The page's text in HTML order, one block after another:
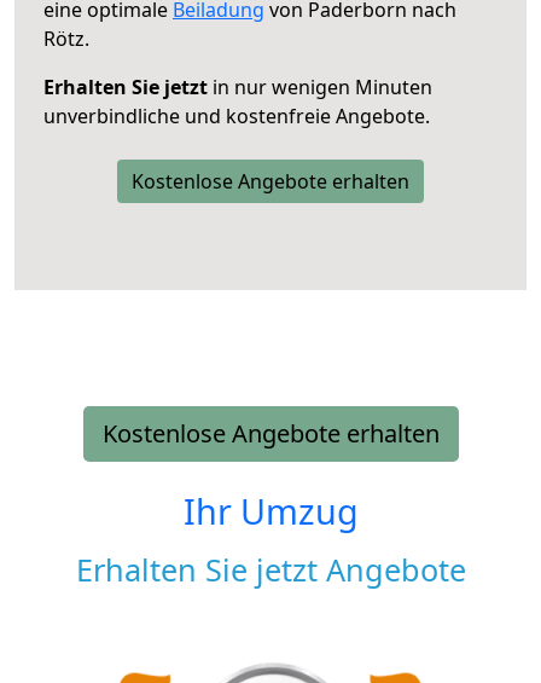
eine optimale Beiladung von Paderborn nach
Rötz.
Erhalten Sie jetzt in nur wenigen Minuten
unverbindliche und kostenfreie Angebote.
Kostenlose Angebote erhalten
Kostenlose Angebote erhalten
Ihr Umzug
Erhalten Sie jetzt Angebote